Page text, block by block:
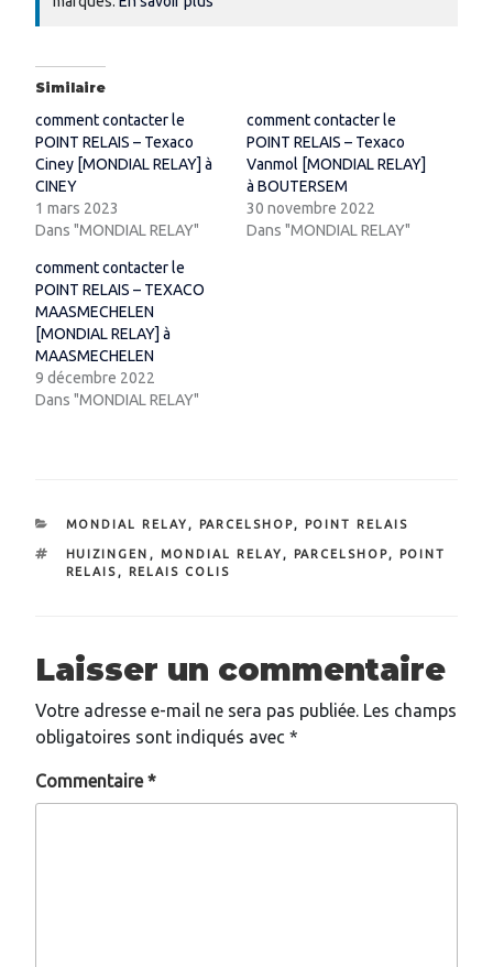
Similaire
comment contacter le
POINT RELAIS – Texaco
Ciney [MONDIAL RELAY] à
CINEY
1 mars 2023
Dans "MONDIAL RELAY"
comment contacter le
POINT RELAIS – Texaco
Vanmol [MONDIAL RELAY]
à BOUTERSEM
30 novembre 2022
Dans "MONDIAL RELAY"
comment contacter le
POINT RELAIS – TEXACO
MAASMECHELEN
[MONDIAL RELAY] à
MAASMECHELEN
9 décembre 2022
Dans "MONDIAL RELAY"
CATÉGORIES
MONDIAL RELAY, PARCELSHOP, POINT RELAIS
ÉTIQUETTES
HUIZINGEN , MONDIAL RELAY, PARCELSHOP,
POINT
RELAIS, RELAIS COLIS
Laisser un commentaire
Votre adresse e-mail ne sera pas publiée. Les champs
obligatoires sont indiqués avec *
Commentaire*